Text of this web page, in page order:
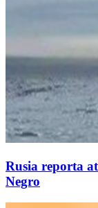
Rusia reporta
Negro